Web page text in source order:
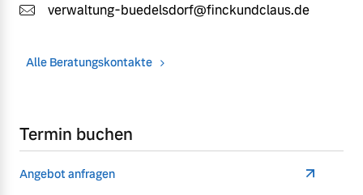
verwaltung-buedelsdorf@finckundclaus.de
Alle Beratungskontakte
Termin buchen
Angebot anfragen